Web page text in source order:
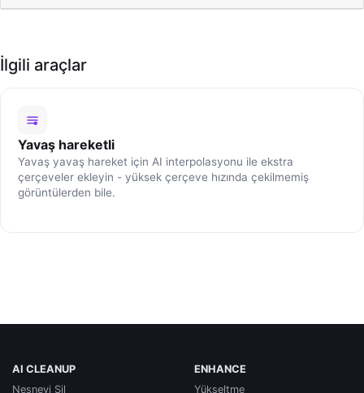
İlgili araçlar
Yavaş hareketli
Yavaş yavaş hareket için AI interpolasyonu ile ekstra
çerçeveler ekleyin - yüksek çerçeve hızında çekilmemiş
görüntülerden bile.
AI CLEANUP
Nesneyi Sil
ENHANCE
Yükseltme